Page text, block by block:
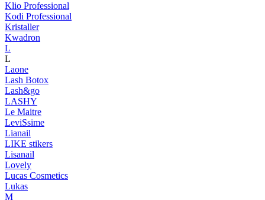
Klio Professional
Kodi Professional
Kristaller
Kwadron
L
L
Laone
Lash Botox
Lash&go
LASHY
Le Maitre
LeviSsime
Lianail
LIKE stikers
Lisanail
Lovely
Lucas Cosmetics
Lukas
M